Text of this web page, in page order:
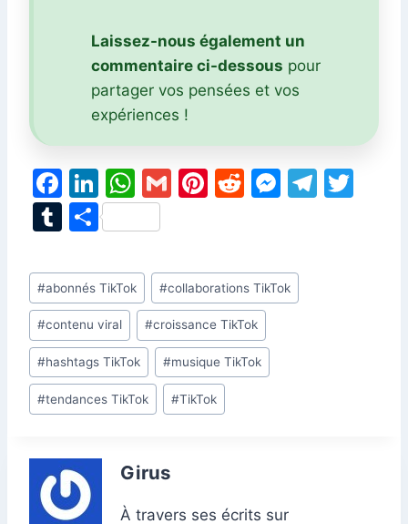
Laissez-nous également un
commentaire ci-dessous pour
partager vos pensées et vos
expériences !
F
a
c
e
b
o
o
k
Li
n
k
e
dI
n
W
h
at
s
A
p
p
G
l
Pi
e
st
R
di
t
M
s
e
T
T
m
bl
r
P
ta
g
er
Étiquettes
de
la
publication :
#abonnés TikTok #collaborations TikTok
#contenu viral #croissance TikTok
#hashtags TikTok #musique TikTok
#tendances TikTok #TikTok
Girus
À travers ses écrits sur